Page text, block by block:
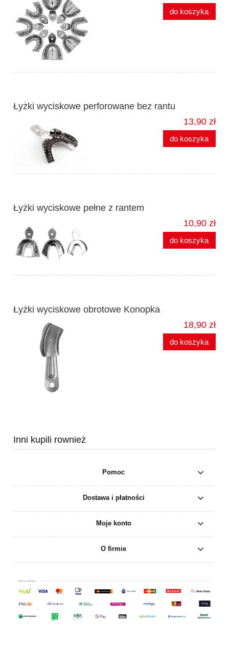
do koszyka
Łyżki wyciskowe perforowane bez rantu
13,90 zł
do koszyka
Łyżki wyciskowe pełne z rantem
10,90 zł
do koszyka
Łyżki wyciskowe obrotowe Konopka
18,90 zł
do koszyka
Inni kupili rownież
Pomoc
Dostawa i płatności
Moje konto
O firmie